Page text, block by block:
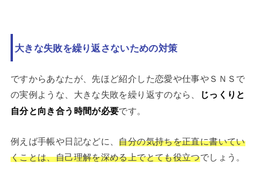
大きな失敗を繰り返さないための対策
ですからあなたが、先ほど紹介した恋愛や仕事やＳＮＳで
の実例ような、大きな失敗を繰り返すのなら、
じっくりと
自分と向き合う時間が必要です。
例えば手帳や日記などに、 自分の気持ちを正直に書いてい
くことは、自己理解を深める上でとても役立つでしょう。